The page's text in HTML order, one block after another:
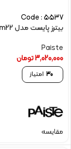
Code : 5537
بیترز پایست مدل m22
Paiste
3,020,000تومان
30 امتیاز
مقایسه